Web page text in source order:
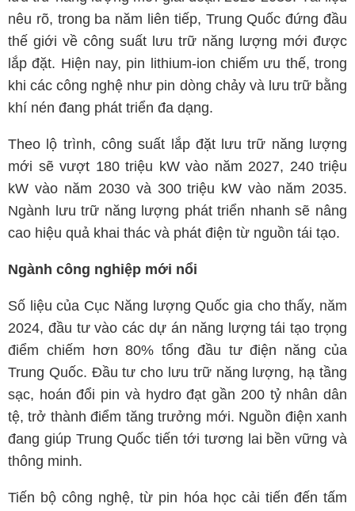
nêu rõ, trong ba năm liên tiếp, Trung Quốc đứng đầu
thế giới về công suất lưu trữ năng lượng mới được
lắp đặt. Hiện nay, pin lithium-ion chiếm ưu thế, trong
khi các công nghệ như pin dòng chảy và lưu trữ bằng
khí nén đang phát triển đa dạng.
Theo lộ trình, công suất lắp đặt lưu trữ năng lượng
mới sẽ vượt 180 triệu kW vào năm 2027, 240 triệu
kW vào năm 2030 và 300 triệu kW vào năm 2035.
Ngành lưu trữ năng lượng phát triển nhanh sẽ nâng
cao hiệu quả khai thác và phát điện từ nguồn tái tạo.
Ngành công nghiệp mới nổi
Số liệu của Cục Năng lượng Quốc gia cho thấy, năm
2024, đầu tư vào các dự án năng lượng tái tạo trọng
điểm chiếm hơn 80% tổng đầu tư điện năng của
Trung Quốc. Đầu tư cho lưu trữ năng lượng, hạ tầng
sạc, hoán đổi pin và hydro đạt gần 200 tỷ nhân dân
tệ, trở thành điểm tăng trưởng mới. Nguồn điện xanh
đang giúp Trung Quốc tiến tới tương lai bền vững và
thông minh.
Tiến bộ công nghệ, từ pin hóa học cải tiến đến tấm